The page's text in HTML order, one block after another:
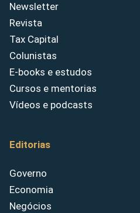
Newsletter
Revista
Tax Capital
Colunistas
E-books e estudos
Cursos e mentorias
Vídeos e podcasts
Editorias
Governo
Economia
Negócios